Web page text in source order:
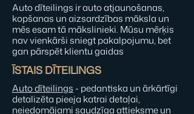
Auto dīteilings ir auto atjaunošanas,
kopšanas un aizsardzības māksla un
mēs esam tā mākslinieki. Mūsu mērķis
nav vienkārši sniegt pakalpojumu, bet
gan pārspēt klientu gaidas
ĪSTAIS DĪTEILINGS
Auto dīteilings - pedantiska un ārkārtīgi
detalizēta pieeja katrai detaļai,
neiedomājami saudzīga attieksme un